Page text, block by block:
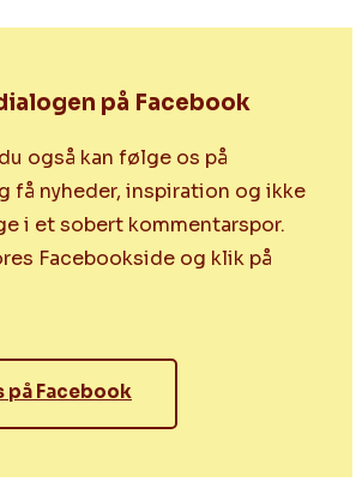
på Facebook
også kan følge os på
få nyheder, inspiration og ikke
i et sobert kommentarspor.
Facebookside og klik på
på Facebook